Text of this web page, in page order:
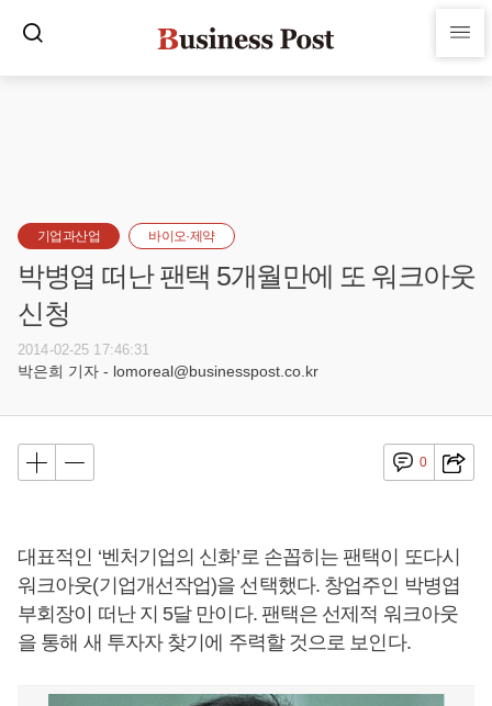
기업과산업 바이오·제약
박병엽 떠난 팬택 5개월만에 또 워크아웃
신청
2014-02-25 17:46:31
박은희 기자 - lomoreal@businesspost.co.kr
0
대표적인 ‘벤처기업의 신화’로 손꼽히는 팬택이 또다시
워크아웃(기업개선작업)을 선택했다. 창업주인 박병엽
부회장이 떠난 지 5달 만이다. 팬택은 선제적 워크아웃
을 통해 새 투자자 찾기에 주력할 것으로 보인다.